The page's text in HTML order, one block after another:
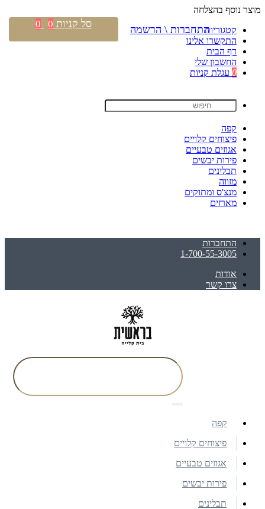
מוצר נוסף בהצלחה
קטגוריות
התקשרו אלינו
דף הבית
החשבון שלי
0 עגלת קניות
קפה
פיצוחים קלויים
אגוזים טבעיים
פירות יבשים
תבלינים
מזווה
מנצ'ס ומתוקים
מארזים
התחברות
1-700-55-3005
אודות
צרו קשר
התחברות \ הרשמה סל קניות 0
0
קפה
פיצוחים קלויים
אגוזים טבעיים
פירות יבשים
תבלינים